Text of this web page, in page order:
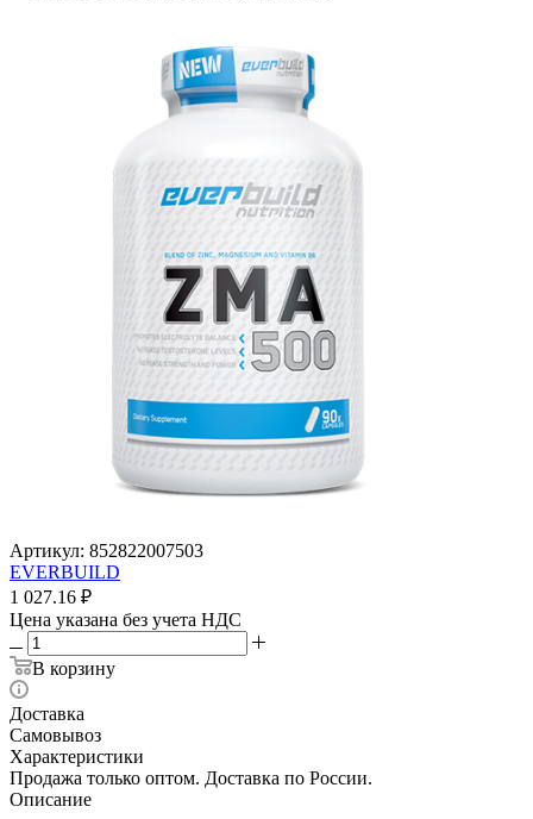
Артикул: 852822007503
EVERBUILD
1 027.16 ₽
Цена указана без учета НДС
В корзину
Доставка
Самовывоз
Характеристики
Продажа только оптом. Доставка по России.
Описание